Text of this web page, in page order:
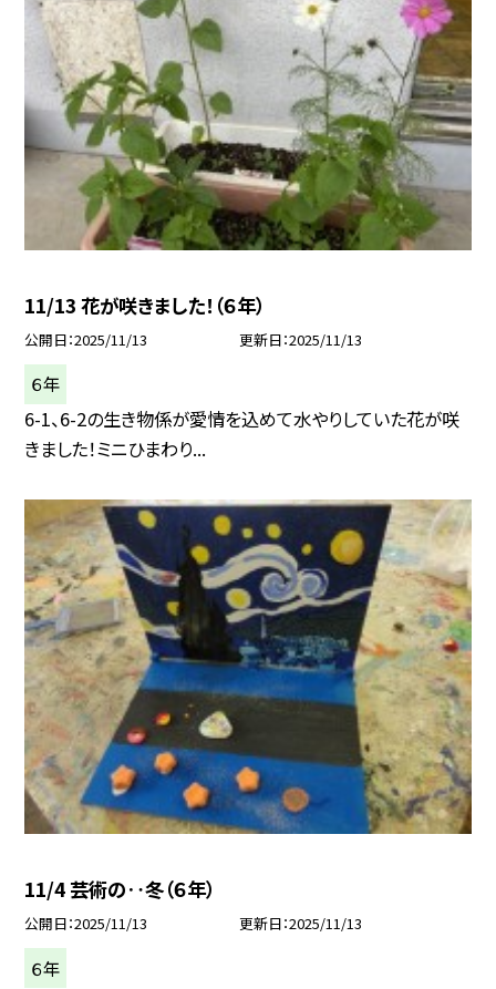
11/13 花が咲きました！（６年）
公開日 2025/11/13 更新日 2025/11/13
６年
6-1、6-2の生き物係が愛情を込めて水やりしていた花が咲
きました！ミニひまわり...
11/4 芸術の‥冬（６年）
公開日 2025/11/13 更新日 2025/11/13
６年